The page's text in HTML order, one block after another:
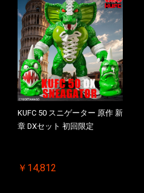
KUFC 50 スニゲーター 原作 新
章 DXセット 初回限定
￥14,812